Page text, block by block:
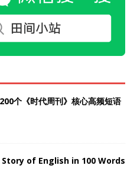
个《时代周刊》核心高频短语
of English in 100 Words